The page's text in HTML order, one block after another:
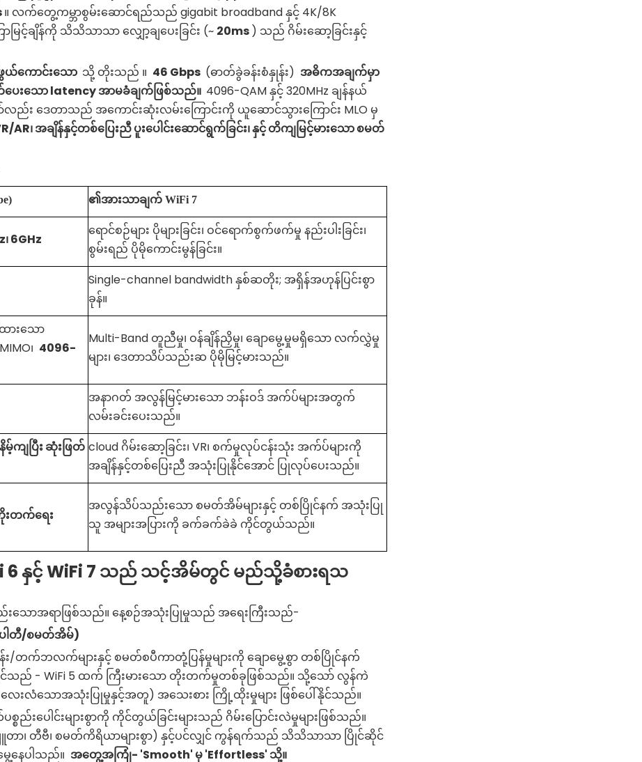
။ လက်တွေ့ကမ္ဘာစွမ်းဆောင်ရည်သည် gigabit broadband နှင့် 4K/8K
ချိန်ကို သိသိသာသာ လျှော့ချပေးခြင်း (~ 20ms ) သည် ဂိမ်းဆော့ခြင်းနှင့်
ယ်ကောင်းသော သို့ တိုးသည် ။ 46 Gbps (ဓာတ်ခွဲခန်းစံနှုန်း) အဓိကအချက်မှာ
ေးသော latency အာမခံချက်ဖြစ်သည်။ 4096-QAM နှင့် 320MHz ချန်နယ်
လည်း ဒေတာသည် အကောင်းဆုံးလမ်းကြောင်းကို ယူဆောင်သွားကြောင်း MLO မှ
AR၊ အချိန်နှင့်တစ်ပြေးညီ ပူးပေါင်းဆောင်ရွက်ခြင်း၊ နှင့် တိကျမြင့်မားသော စမတ်
၏အားသာချက် WiFi 7
၊ 6GHz
ရောင်စဉ်များ ပိုများခြင်း၊ ဝင်ရောက်စွက်ဖက်မှု နည်းပါးခြင်း၊
စွမ်းရည် ပိုမိုကောင်းမွန်ခြင်း။
Single-channel bandwidth နှစ်ဆတိုး; အရှိန်အဟုန်ပြင်းစွာ
ခုန်။
ားသော
၊ 4096-
Multi-Band တူညီမှု၊ ဝန်ချိန်ညှိမှု၊ ချောမွေ့မှုမရှိသော လက်လွှဲမှု
များ၊ ဒေတာသိပ်သည်းဆ ပိုမိုမြင့်မားသည်။
အနာဂတ် အလွန်မြင့်မားသော ဘန်းဝဒ် အက်ပ်များအတွက်
လမ်းခင်းပေးသည်။
ကျပြီး ဆုံးဖြတ် cloud ဂိမ်းဆော့ခြင်း၊ VR၊ စက်မှုလုပ်ငန်းသုံး အက်ပ်များကို
အချိန်နှင့်တစ်ပြေးညီ အသုံးပြုနိုင်အောင် ပြုလုပ်ပေးသည်။
းတက်ရေး
အလွန်သိပ်သည်းသော စမတ်အိမ်များနှင့် တစ်ပြိုင်နက် အသုံးပြု
သူ အများအပြားကို ခက်ခက်ခဲခဲ ကိုင်တွယ်သည်။
6 နှင့် WiFi 7 သည် သင့်အိမ်တွင် မည်သို့ခံစားရသ
သောအရာဖြစ်သည်။ နေ့စဉ်အသုံးပြုမှုသည် အရေးကြီးသည်-
ပါတီ/စမတ်အိမ်)
း/တက်ဘလက်များနှင့် စမတ်စပီကာတုံ့ပြန်မှုများကို ချောမွေ့စွာ တစ်ပြိုင်နက်
- WiFi 5 ထက် ကြီးမားသော တိုးတက်မှုတစ်ခုဖြစ်သည်။ သို့သော် လွန်ကဲ
ာ + လေးလံသောအသုံးပြုမှုနှင့်အတူ) အသေးစား ကြို့ထိုးမှုများ ဖြစ်ပေါ်နိုင်သည်။
စည်းပေါင်းများစွာကို ကိုင်တွယ်ခြင်းများသည် ဂိမ်းပြောင်းလဲမှုများဖြစ်သည်။
တာ၊ တီဗီ၊ စမတ်ကိရိယာများစွာ) နှင့်ပင်လျှင် ကွန်ရက်သည် သိသိသာသာ ပြိုင်ဆိုင်
ေ့နေပါသည်။ အတွေ့အကြုံ- 'Smooth' မှ 'Effortless' သို့။